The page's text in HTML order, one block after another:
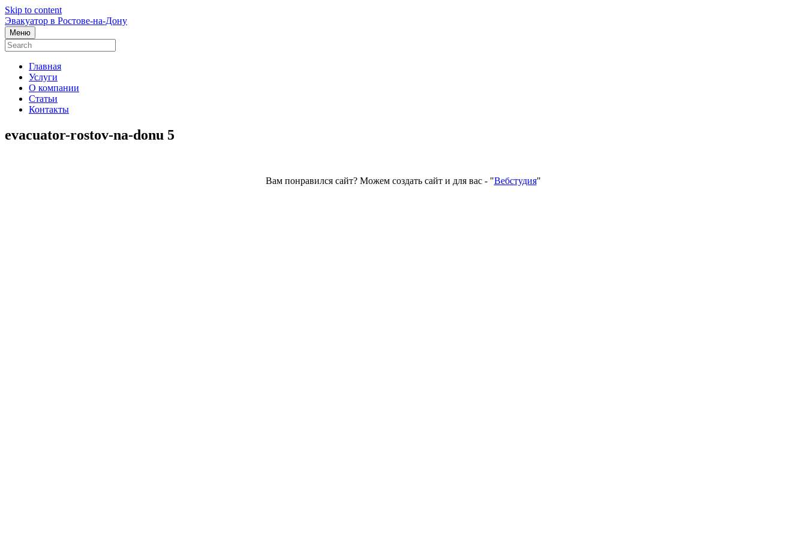
Skip to content
Эвакуатор в Ростове-на-Дону
Меню
Главная
Услуги
О компании
Статьи
Контакты
evacuator-rostov-na-donu 5
Вам понравился сайт? Можем создать сайт и для вас - "Вебстудия"